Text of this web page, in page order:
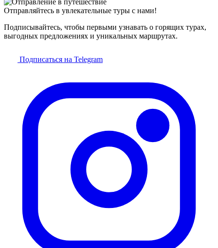
Отправляйтесь в увлекательные туры с нами!
Подписывайтесь, чтобы первыми узнавать о горящих турах,
выгодных предложениях и уникальных маршрутах.
Подписаться на Telegram